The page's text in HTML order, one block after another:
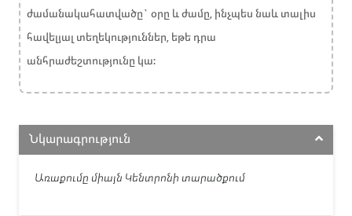
ժամանակահատվածը` օրը և ժամը, ինչպես նաև տալիս
հավելյալ տեղեկություններ, եթե դրա
անհրաժեշտությունը կա:
Նկարագրություն
Առաքումը միայն Կենտրոնի տարածքում